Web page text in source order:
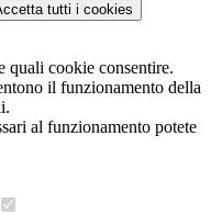
tutti i cookies
quali cookie consentire.
il funzionamento della
al funzionamento potete